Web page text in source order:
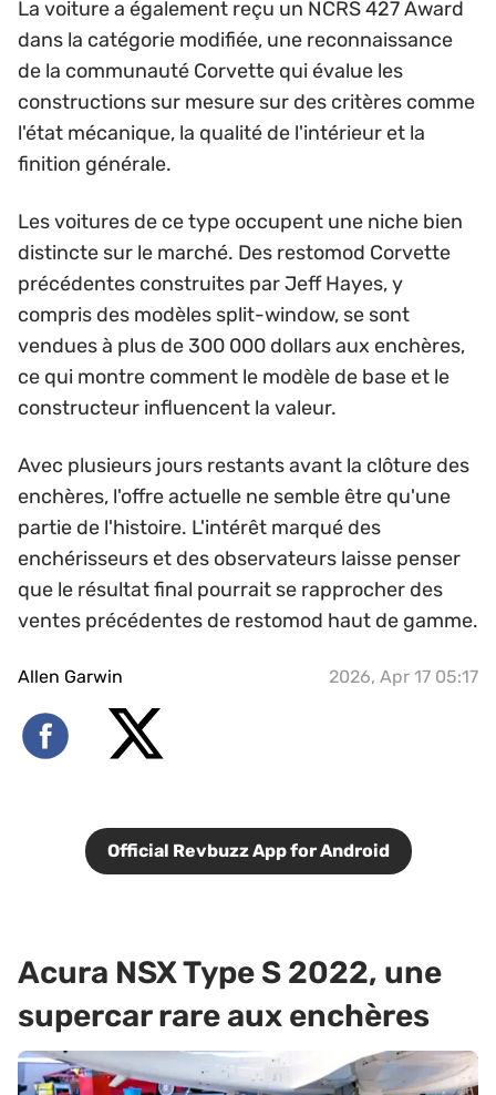
La voiture a également reçu un NCRS 427 Award
dans la catégorie modifiée, une reconnaissance
de la communauté Corvette qui évalue les
constructions sur mesure sur des critères comme
l'état mécanique, la qualité de l'intérieur et la
finition générale.
Les voitures de ce type occupent une niche bien
distincte sur le marché. Des restomod Corvette
précédentes construites par Jeff Hayes, y
compris des modèles split-window, se sont
vendues à plus de 300 000 dollars aux enchères,
ce qui montre comment le modèle de base et le
constructeur influencent la valeur.
Avec plusieurs jours restants avant la clôture des
enchères, l'offre actuelle ne semble être qu'une
partie de l'histoire. L'intérêt marqué des
enchérisseurs et des observateurs laisse penser
que le résultat final pourrait se rapprocher des
ventes précédentes de restomod haut de gamme.
Allen Garwin 2026, Apr 17 05:17
Official Revbuzz App for Android
Acura NSX Type S 2022, une
supercar rare aux enchères